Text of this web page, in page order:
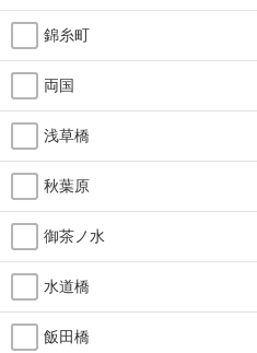
錦糸町
両国
浅草橋
秋葉原
御茶ノ水
水道橋
飯田橋